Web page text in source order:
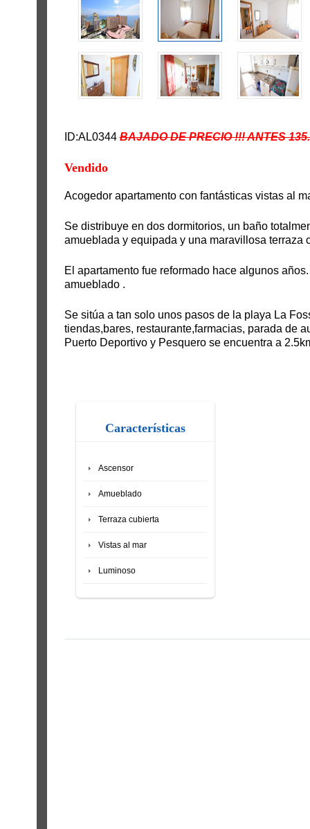
ID:AL0344BAJADO DE PRECIO !!! ANTES
Vendido
Acogedor apartamento con fantásticas vistas al
Se distribuye en dos dormitorios, un baño
amueblada y equipada y una maravillosa terraza
El apartamento fue reformado hace algunos
amueblado .
Se sitúa a tan solo unos pasos de la playa La
tiendas,bares, restaurante,farmacias, parada de
Puerto Deportivo y Pesquero se encuentra a
Características
Ascensor
Amueblado
Terraza cubierta
Vistas al mar
Luminoso